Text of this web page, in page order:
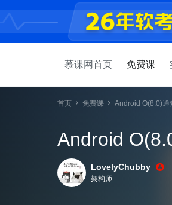
慕课网首页 免费课
首页 免费课 Android O(8.0)通
Android
LovelyChubby
架构师